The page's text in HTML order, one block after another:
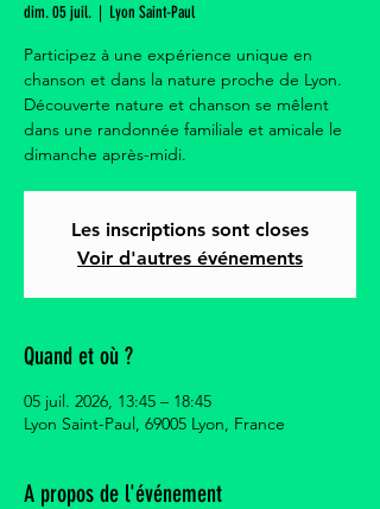
dim. 05 juil.
  |
Lyon Saint-Paul
Participez à une expérience unique en
chanson et dans la nature proche de Lyon.
Découverte nature et chanson se mêlent
dans une randonnée familiale et amicale le
dimanche après-midi.
Les inscriptions sont closes
Voir d'autres événements
Quand et où ?
05 juil. 2026, 13:45 – 18:45
Lyon Saint-Paul, 69005 Lyon, France
A propos de l'événement